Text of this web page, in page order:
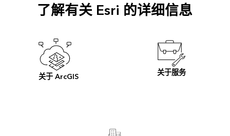
了解有关 Esri 的详细信息
关于 ArcGIS 关于服务